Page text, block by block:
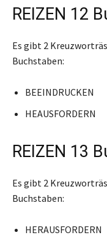
REIZEN 12
Es gibt 2
Buchstaben:
BEEINDRUCKEN
HEAUSFORDERN
REIZEN 13
Es gibt 2
Buchstaben:
HERAUSFORDERN